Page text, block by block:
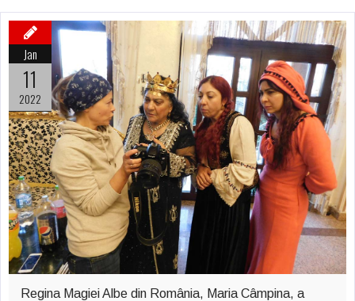
regele Arthur
Şi-a vândut soţia
pentru un ritual de
magie neagră
Jan
11
2022
Regina Magiei Albe din România, Maria Câmpina, a